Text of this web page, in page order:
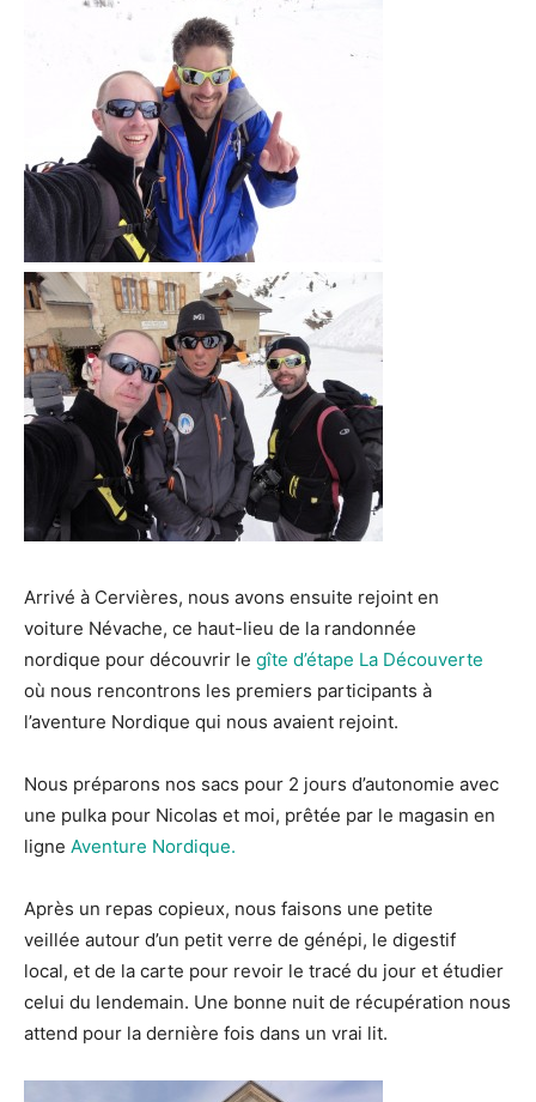
Arrivé à Cervières, nous avons ensuite rejoint en
voiture Névache, ce haut-lieu de la randonnée
nordique pour découvrir le gîte d’étape La Découverte
où nous rencontrons les premiers participants à
l’aventure Nordique qui nous avaient rejoint.
Nous préparons nos sacs pour 2 jours d’autonomie avec
une pulka pour Nicolas et moi, prêtée par le magasin en
ligne Aventure Nordique.
Après un repas copieux, nous faisons une petite
veillée autour d’un petit verre de génépi, le digestif
local, et de la carte pour revoir le tracé du jour et étudier
celui du lendemain. Une bonne nuit de récupération nous
attend pour la dernière fois dans un vrai lit.